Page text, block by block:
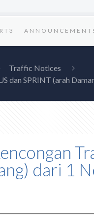
Traffic Notices
dan SPRINT (arah
dari 1